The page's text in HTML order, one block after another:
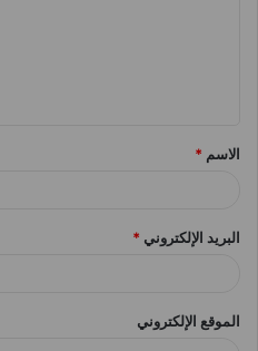
*
الاسم *
البريد الإلكتروني *
الموقع الإلكتروني